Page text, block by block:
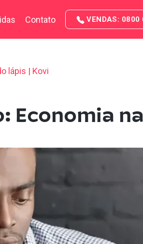
Contato VENDAS: 0800
lápis | Kovi
Economia